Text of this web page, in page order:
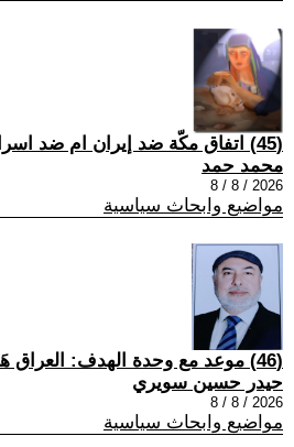
(45) اتفاق مكّة ضد إيران ام ضد اسرائيل؟
محمد حمد
2026 / 8 / 8
مواضيع وابحاث سياسية
(46) موعد مع وحدة الهدف: العراق هَمُّنا
حيدر حسين سويري
2026 / 8 / 8
مواضيع وابحاث سياسية